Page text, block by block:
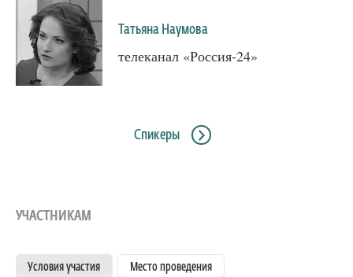
Татьяна Наумова
телеканал «Россия-24»
Спикеры
УЧАСТНИКАМ
Условия участия Место проведения